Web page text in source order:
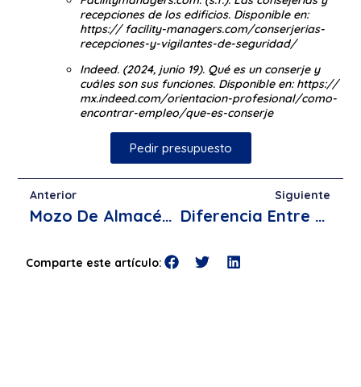
recepciones de los edificios. Disponible en:
https:// facility-managers.com/conserjerias-
recepciones-y-vigilantes-de-seguridad/
Indeed. (2024, junio 19). Qué es un conserje y
cuáles son sus funciones. Disponible en: https://
mx.indeed.com/orientacion-profesional/como-
encontrar-empleo/que-es-conserje
Pedir presupuesto
Anterior
Mozo De Almacén: Qué Es Y Sus Funciones
Siguiente
Diferencia Entre Conserje Y Vigilante​
Comparte este artículo: